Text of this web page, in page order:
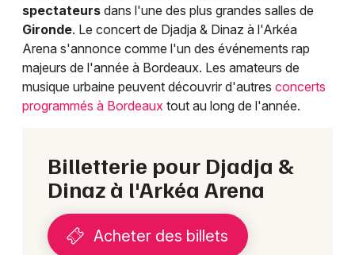
spectateurs dans l'une des plus grandes salles de
Gironde. Le concert de Djadja & Dinaz à l'Arkéa
Arena s'annonce comme l'un des événements rap
majeurs de l'année à Bordeaux. Les amateurs de
musique urbaine peuvent découvrir d'autres concerts
programmés à Bordeaux tout au long de l'année.
Billetterie pour Djadja &
Dinaz à l'Arkéa Arena
Acheter des billets